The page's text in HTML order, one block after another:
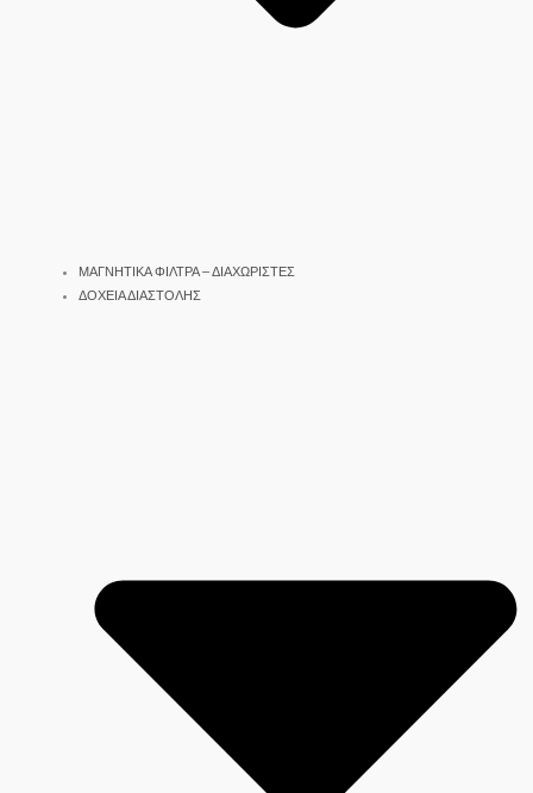
ΜΑΓΝΗΤΙΚΑ ΦΙΛΤΡΑ – ΔΙΑΧΩΡΙΣΤΕΣ
ΔΟΧΕΙΑ ΔΙΑΣΤΟΛΗΣ